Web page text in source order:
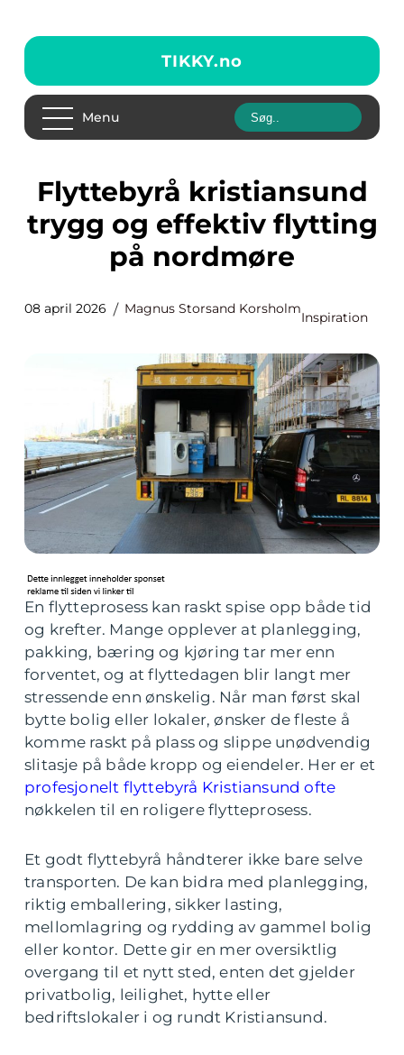
TIKKY.no
Menu
Flyttebyrå kristiansund
trygg og effektiv flytting
på nordmøre
08 april 2026 Magnus Storsand Korsholm
Inspiration
En flytteprosess kan raskt spise opp både tid
og krefter. Mange opplever at planlegging,
pakking, bæring og kjøring tar mer enn
forventet, og at flyttedagen blir langt mer
stressende enn ønskelig. Når man først skal
bytte bolig eller lokaler, ønsker de fleste å
komme raskt på plass og slippe unødvendig
slitasje på både kropp og eiendeler. Her er et
profesjonelt flyttebyrå Kristiansund ofte
nøkkelen til en roligere flytteprosess.
Et godt flyttebyrå håndterer ikke bare selve
transporten. De kan bidra med planlegging,
riktig emballering, sikker lasting,
mellomlagring og rydding av gammel bolig
eller kontor. Dette gir en mer oversiktlig
overgang til et nytt sted, enten det gjelder
privatbolig, leilighet, hytte eller
bedriftslokaler i og rundt Kristiansund.